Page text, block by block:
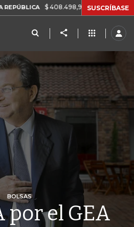
$ 408.498,97 +$ 8.753,81 +2,19%
SUSCRÍBASE
BOLSAS
por el GEA